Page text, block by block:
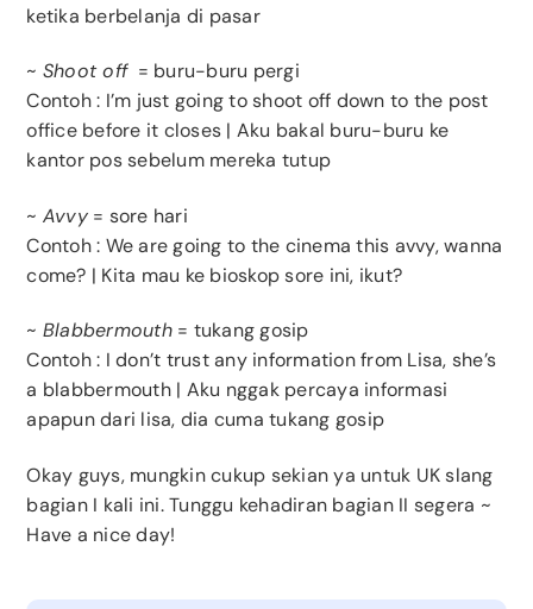
ketika berbelanja di pasar
~ Shoot off= buru-buru pergi
Contoh : I’m just going to shoot off down to the post
office before it closes | Aku bakal buru-buru ke
kantor pos sebelum mereka tutup
~ Avvy= sore hari
Contoh : We are going to the cinema this avvy, wanna
come? | Kita mau ke bioskop sore ini, ikut?
~ Blabbermouth= tukang gosip
Contoh : I don’t trust any information from Lisa, she’s
a blabbermouth | Aku nggak percaya informasi
apapun dari lisa, dia cuma tukang gosip
Okay guys, mungkin cukup sekian ya untuk UK slang
bagian I kali ini. Tunggu kehadiran bagian II segera ~
Have a nice day!